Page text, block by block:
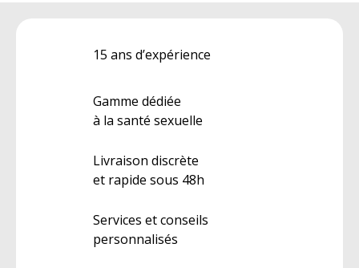
15 ans d’expérience
Gamme dédiée
à la santé sexuelle
Livraison discrète
et rapide sous 48h
Services et conseils
personnalisés